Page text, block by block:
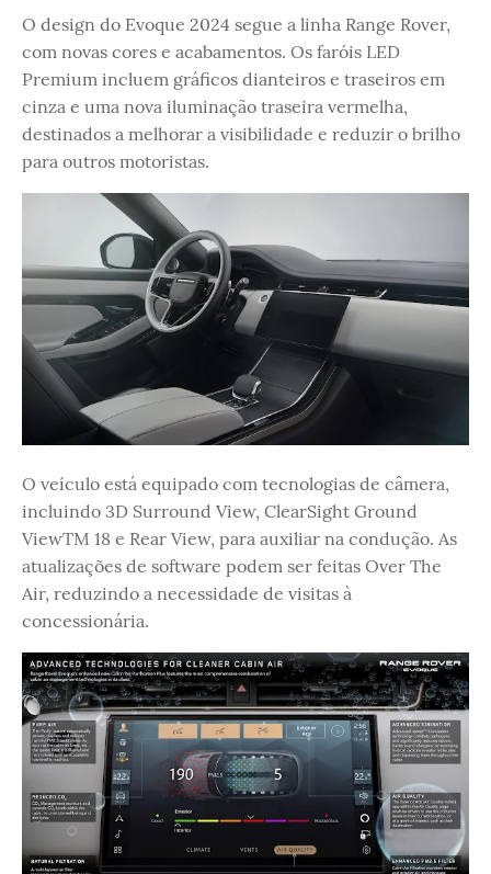
O design do Evoque 2024 segue a linha Range Rover,
com novas cores e acabamentos. Os faróis LED
Premium incluem gráficos dianteiros e traseiros em
cinza e uma nova iluminação traseira vermelha,
destinados a melhorar a visibilidade e reduzir o brilho
para outros motoristas.
O veículo está equipado com tecnologias de câmera,
incluindo 3D Surround View, ClearSight Ground
ViewTM 18 e Rear View, para auxiliar na condução. As
atualizações de software podem ser feitas Over The
Air, reduzindo a necessidade de visitas à
concessionária.